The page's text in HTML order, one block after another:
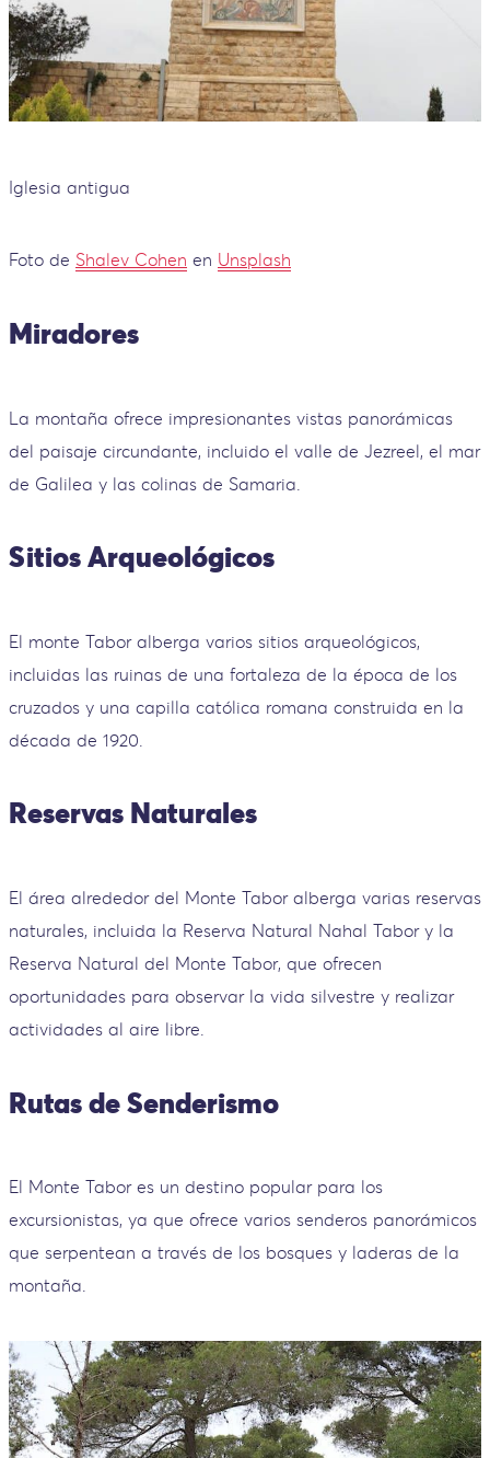
Iglesia antigua
Foto de Shalev Cohen en Unsplash
Miradores
La montaña ofrece impresionantes vistas panorámicas
del paisaje circundante, incluido el valle de Jezreel, el mar
de Galilea y las colinas de Samaria.
Sitios Arqueológicos
El monte Tabor alberga varios sitios arqueológicos,
incluidas las ruinas de una fortaleza de la época de los
cruzados y una capilla católica romana construida en la
década de 1920.
Reservas Naturales
El área alrededor del Monte Tabor alberga varias reservas
naturales, incluida la Reserva Natural Nahal Tabor y la
Reserva Natural del Monte Tabor, que ofrecen
oportunidades para observar la vida silvestre y realizar
actividades al aire libre.
Rutas de Senderismo
El Monte Tabor es un destino popular para los
excursionistas, ya que ofrece varios senderos panorámicos
que serpentean a través de los bosques y laderas de la
montaña.